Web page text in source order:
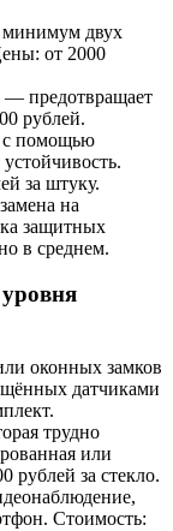
минимум двух
от 2000
— предотвращает
рублей.
с помощью
за штуку.
на
защитных
в среднем.
оконных замков
датчиками
трудно
или
рублей за стекло.
Стоимость: